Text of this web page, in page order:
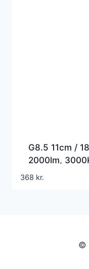
G8.5 11cm /
2000lm,
368 kr.
©